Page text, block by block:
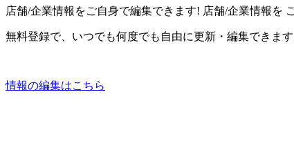
店舗/企業情報をご自身で編集できます! 店舗/企業情報を
無料登録で、いつでも何度でも自由に更新・編集できます
情報の編集はこちら